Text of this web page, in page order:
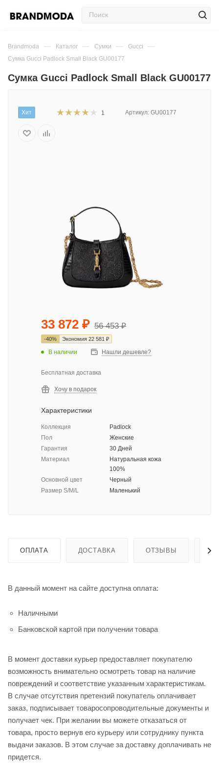
Brandmoda — Каталог — Сумки — Gucci —
Сумка Gucci Padlock Small Black GU00177
Сумка Gucci Padlock Small Black GU00177
Хит 1 Артикул: GU00177
33 872 ₽ 56 453₽
-40% Экономия 22 581 ₽
В наличии Нашли дешевле?
Бесплатная доставка
Хочу в подарок
Характеристики
Коллекция
Padlock
Пол
Женские
Гарантия
30 Дней
Материал
Натуральная кожа
100%
Основной цвет
Черный
Размер S/M/L
Маленький
ОПЛАТА ДОСТАВКА ОТЗЫВЫ
В данный момент на сайте доступна оплата:
Наличными
Банковской картой при получении товара
В момент доставки курьер предоставляет покупателю
возможность внимательно осмотреть товар на наличие
повреждений и соответствие указанным характеристикам.
В случае отсутствия претензий покупатель оплачивает
заказ, подписывает товаросопроводительные документы и
получает чек. При желании вы можете отказаться от
товара, просто вернув его курьеру или сотруднику пункта
выдачи заказов. В этом случае за доставку доплачивать не
придется.